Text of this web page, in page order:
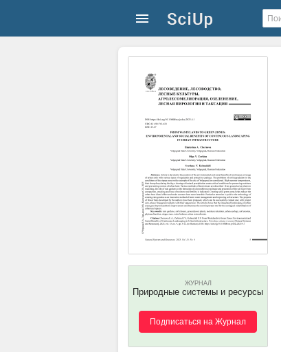
ЖУРНАЛ
Природные системы и ресурсы
Подписаться на Журнал